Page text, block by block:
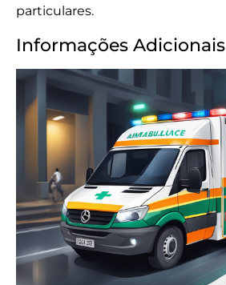
particulares.
Informações Adicionais